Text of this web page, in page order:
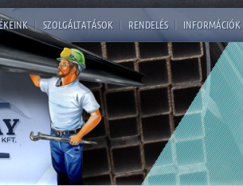
SZOLGÁLTATÁSOK RENDELÉS INFORMÁCIÓK